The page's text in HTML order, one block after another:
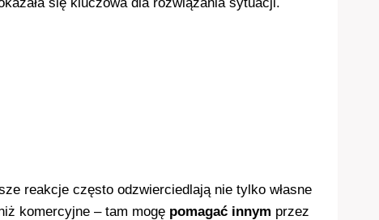
reakcje często odzwierciedlają nie tylko własne
komercyjne – tam mogę pomagać innym przez